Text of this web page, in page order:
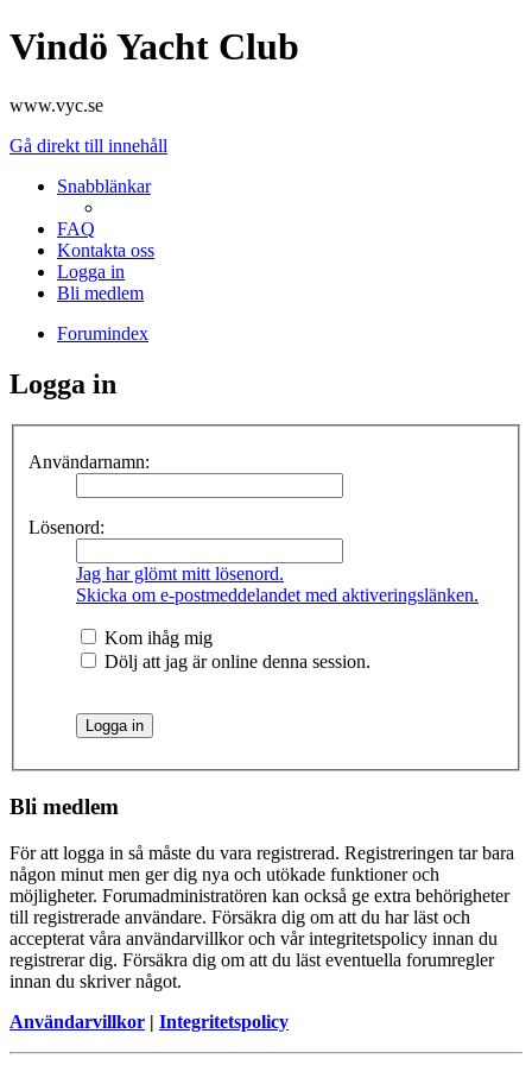
Vindö Yacht Club
www.vyc.se
Gå direkt till innehåll
Snabblänkar
FAQ
Kontakta oss
Logga in
Bli medlem
Forumindex
Logga in
Användarnamn:
Lösenord:
Jag har glömt mitt lösenord.
Skicka om e-postmeddelandet med aktiveringslänken.
Kom ihåg mig
Dölj att jag är online denna session.
Bli medlem
För att logga in så måste du vara registrerad. Registreringen tar bara
någon minut men ger dig nya och utökade funktioner och
möjligheter. Forumadministratören kan också ge extra behörigheter
till registrerade användare. Försäkra dig om att du har läst och
accepterat våra användarvillkor och vår integritetspolicy innan du
registrerar dig. Försäkra dig om att du läst eventuella forumregler
innan du skriver något.
Användarvillkor | Integritetspolicy